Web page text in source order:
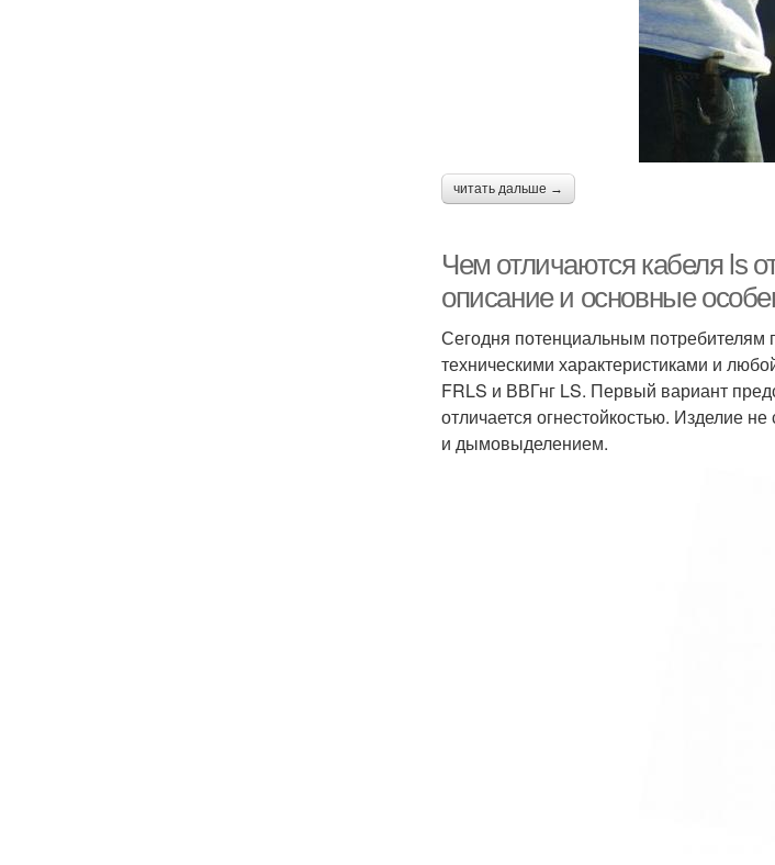
читать дальше →
Чем отличаются кабеля ls
описание и основные
Сегодня потенциальным потребителям
техническими характеристиками и
FRLS и ВВГнг LS. Первый вариант
отличается огнестойкостью. Изделие
и дымовыделением.